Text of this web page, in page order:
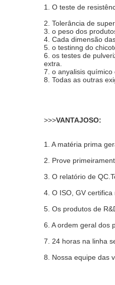
1. O teste de
2. Tolerância de
3. o peso dos
4. Cada dimensão
5. o testinng do
6. os testes de
extra.
7. o anyalisis químico
8. Todas as outras
>>>VANTAJOSO:
1. A matéria prima
2. Prove
3. O relatório de
4. O ISO, GV certifica
5. Os produtos de
6. A ordem geral dos
7. 24 horas na linha
8. Nossa equipe das